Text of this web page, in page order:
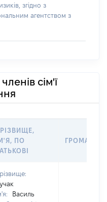
згідно з
агентством з
сім'ї
ПО
Василь